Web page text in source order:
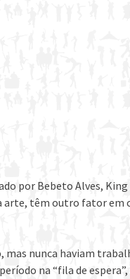
por Bebeto Alves,
arte, têm outro fator em
nunca haviam
na “fila de